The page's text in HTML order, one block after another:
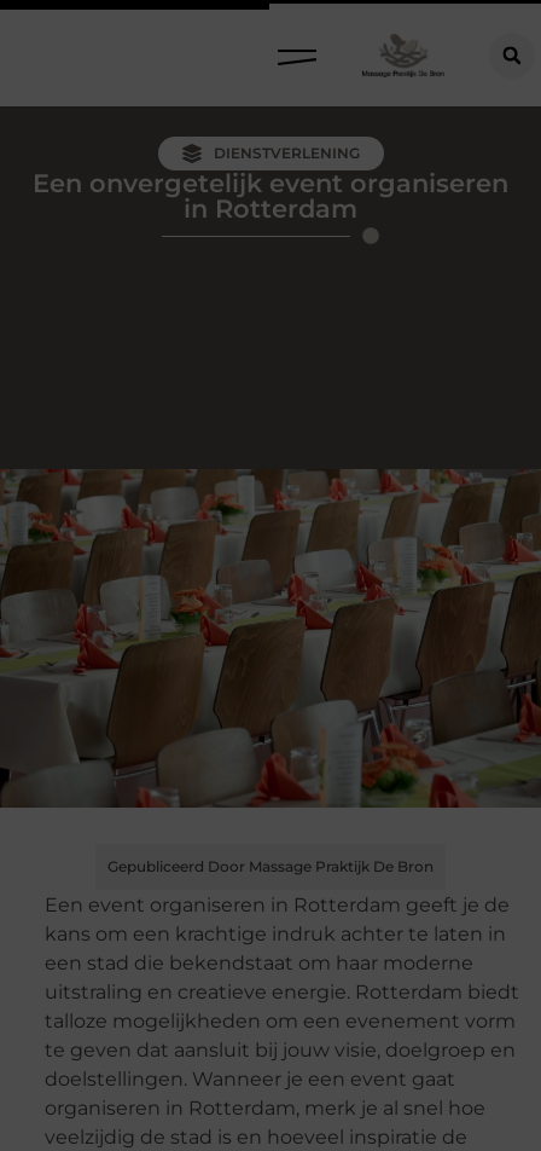
DIENSTVERLENING
Een onvergetelijk event organiseren
in Rotterdam
Gepubliceerd Door Massage Praktijk De Bron
Een event organiseren in Rotterdam geeft je de
kans om een krachtige indruk achter te laten in
een stad die bekendstaat om haar moderne
uitstraling en creatieve energie. Rotterdam biedt
talloze mogelijkheden om een evenement vorm
te geven dat aansluit bij jouw visie, doelgroep en
doelstellingen. Wanneer je een event gaat
organiseren in Rotterdam, merk je al snel hoe
veelzijdig de stad is en hoeveel inspiratie de